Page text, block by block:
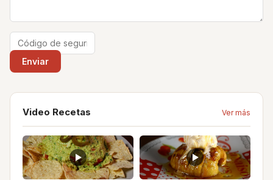
Video Recetas Ver más